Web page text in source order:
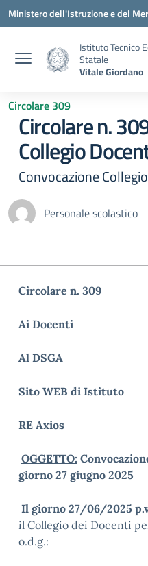
Vai ai contenuti
Vai al menu di navigazione
Vai al footer
Ministero dell'Istruzione e del
Istituto Tecnico
Statale
Vitale Giordano
Circolare 309
Circolare n.
Collegio
Convocazione
Personale scolastico
Circolare n. 309
Ai Docenti
Al DSGA
Sito WEB di Istituto
RE Axios
OGGETTO:
giorno 27 giugno 2025
Il giorno 27/06/2025
il Collegio dei Docenti
o.d.g.: